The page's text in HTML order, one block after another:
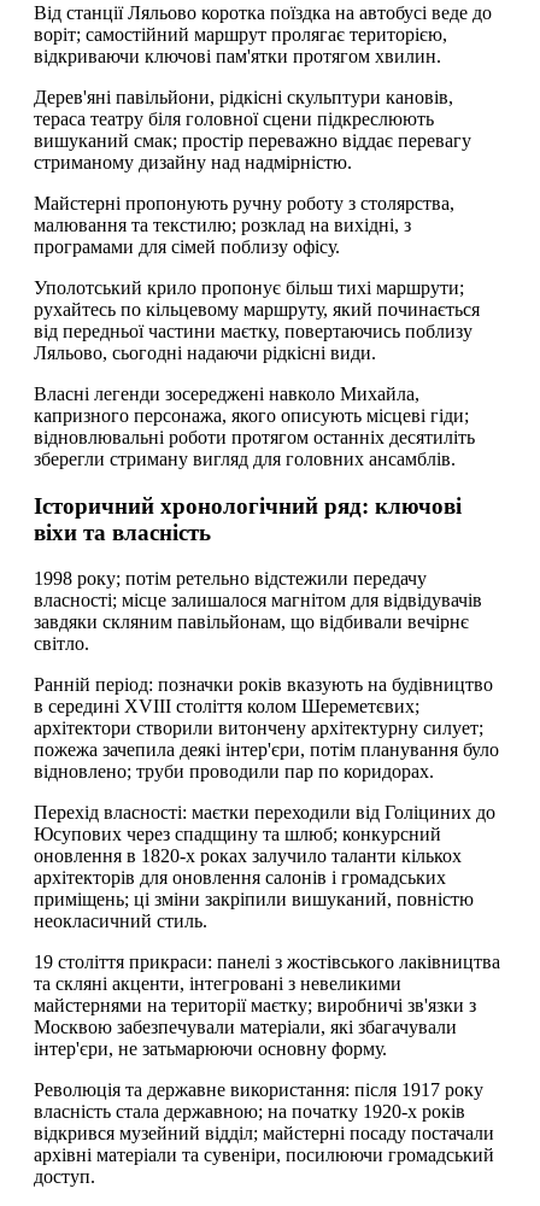
Від станції Ляльово коротка поїздка на автобусі веде до
воріт; самостійний маршрут пролягає територією,
відкриваючи ключові пам'ятки протягом хвилин.
Дерев'яні павільйони, рідкісні скульптури кановів,
тераса театру біля головної сцени підкреслюють
вишуканий смак; простір переважно віддає перевагу
стриманому дизайну над надмірністю.
Майстерні пропонують ручну роботу з столярства,
малювання та текстилю; розклад на вихідні, з
програмами для сімей поблизу офісу.
Уполотський крило пропонує більш тихі маршрути;
рухайтесь по кільцевому маршруту, який починається
від передньої частини маєтку, повертаючись поблизу
Ляльово, сьогодні надаючи рідкісні види.
Власні легенди зосереджені навколо Михайла,
капризного персонажа, якого описують місцеві гіди;
відновлювальні роботи протягом останніх десятиліть
зберегли стриману вигляд для головних ансамблів.
Історичний хронологічний ряд: ключові
віхи та власність
1998 року; потім ретельно відстежили передачу
власності; місце залишалося магнітом для відвідувачів
завдяки скляним павільйонам, що відбивали вечірнє
світло.
Ранній період: позначки років вказують на будівництво
в середині XVIII століття колом Шереметєвих;
архітектори створили витончену архітектурну силует;
пожежа зачепила деякі інтер'єри, потім планування було
відновлено; труби проводили пар по коридорах.
Перехід власності: маєтки переходили від Голіциних до
Юсупових через спадщину та шлюб; конкурсний
оновлення в 1820-х роках залучило таланти кількох
архітекторів для оновлення салонів і громадських
приміщень; ці зміни закріпили вишуканий, повністю
неокласичний стиль.
19 століття прикраси: панелі з жостівського лаківництва
та скляні акценти, інтегровані з невеликими
майстернями на території маєтку; виробничі зв'язки з
Москвою забезпечували матеріали, які збагачували
інтер'єри, не затьмарюючи основну форму.
Революція та державне використання: після 1917 року
власність стала державною; на початку 1920-х років
відкрився музейний відділ; майстерні посаду постачали
архівні матеріали та сувеніри, посилюючи громадський
доступ.